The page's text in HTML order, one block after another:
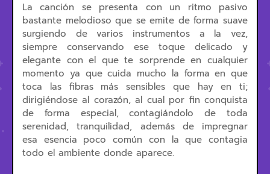
La canción se presenta con un ritmo pasivo
bastante melodioso que se emite de forma suave
surgiendo de varios instrumentos a la vez,
siempre conservando ese toque delicado y
elegante con el que te sorprende en cualquier
momento ya que cuida mucho la forma en que
toca las fibras más sensibles que hay en ti;
dirigiéndose al corazón, al cual por fin conquista
de forma especial, contagiándolo de toda
serenidad, tranquilidad, además de impregnar
esa esencia poco común con la que contagia
todo el ambiente donde aparece.